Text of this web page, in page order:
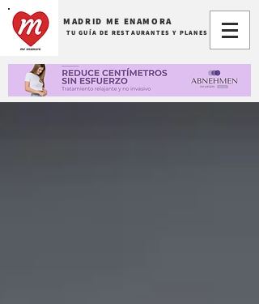
MADRID ME ENAMORA
TU GUÍA DE RESTAURANTES Y PLANES